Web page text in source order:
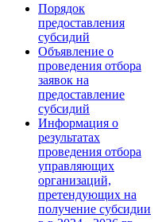
Порядок
предоставления
субсидий
Объявление о
проведения отбора
заявок на
предоставление
субсидий
Информация о
результатах
проведения отбора
управляющих
организаций,
претендующих на
получение субсидии